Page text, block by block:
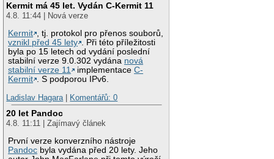
Kermit má 45 let. Vydán C-Kermit 11
4.8. 11:44 | Nová verze
Kermit , tj. protokol pro přenos souborů,
vznikl před 45 lety . Při této příležitosti
byla po 15 letech od vydání poslední
stabilní verze 9.0.302 vydána nová
stabilní verze 11
implementaceC-
Kermit . S podporou IPv6.
Ladislav Hagara | Komentářů: 0
20 let Pandoc
4.8. 11:11 | Zajímavý článek
První verze konverzního nástroje
Pandoc byla vydána před 20 lety. Jeho